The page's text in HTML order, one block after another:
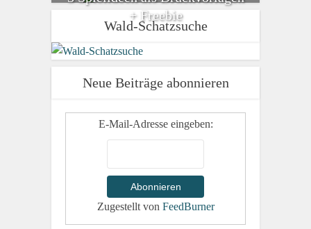
+ Freebie
Wald-Schatzsuche
Neue Beiträge abonnieren
E-Mail-Adresse eingeben:
Zugestellt von FeedBurner